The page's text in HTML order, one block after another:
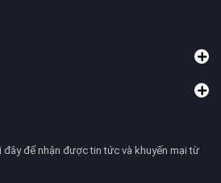
để nhận được tin tức và khuyến mại từ